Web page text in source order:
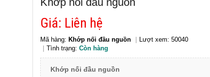
Giá: Liên hệ
Mã hàng: Khớp nối đầu nguồn
Lượt xem: 50040
Tình trạng: Còn hàng
Khớp nối đầu nguồn